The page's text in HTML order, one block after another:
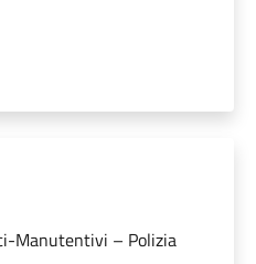
Manutentivi – Polizia